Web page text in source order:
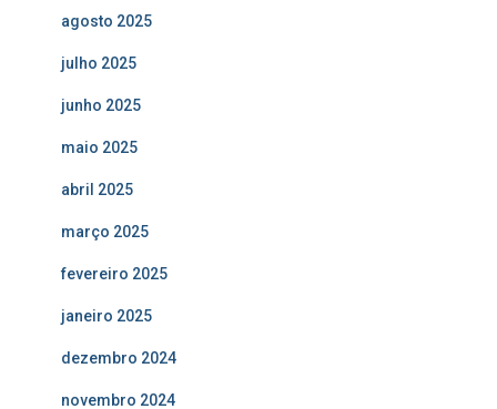
agosto 2025
julho 2025
junho 2025
maio 2025
abril 2025
março 2025
fevereiro 2025
janeiro 2025
dezembro 2024
novembro 2024